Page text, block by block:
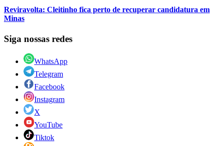
Reviravolta: Cleitinho fica perto de recuperar candidatura em
Minas
Siga nossas redes
WhatsApp
Telegram
Facebook
Instagram
X
YouTube
Tiktok